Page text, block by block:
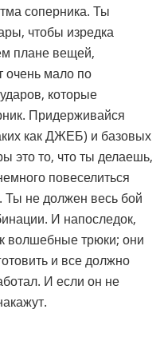
соперника. Ты
чтобы изредка
плане вещей,
очень мало по
которые
Придерживайся
как ДЖЕБ) и базовых
это то, что ты делаешь,
повеселиться
Ты не должен весь бой
И напоследок,
волшебные трюки; они
и все должно
И если он не